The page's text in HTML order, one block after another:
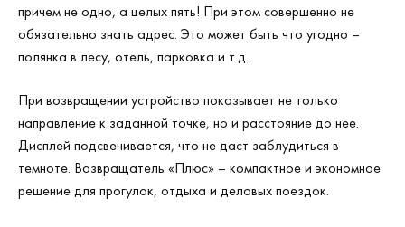
причем не одно, а целых пять! При этом совершенно не
обязательно знать адрес. Это может быть что угодно –
полянка в лесу, отель, парковка и т.д.
При возвращении устройство показывает не только
направление к заданной точке, но и расстояние до нее.
Дисплей подсвечивается, что не даст заблудиться в
темноте. Возвращатель «Плюс» – компактное и экономное
решение для прогулок, отдыха и деловых поездок.